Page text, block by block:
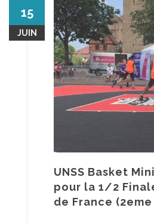
15
JUIN
UNSS Basket
pour la 1/2
de France